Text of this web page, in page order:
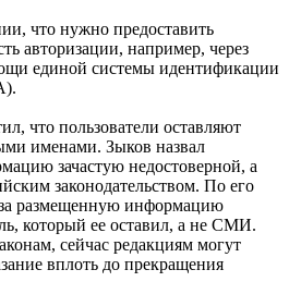
что нужно предоставить
авторизации, например, через
единой системы идентификации
что пользователи оставляют
именами. Зыков назвал
зачастую недостоверной, а
законодательством. По его
за размещенную информацию
который ее оставил, а не СМИ.
сейчас редакциям могут
вплоть до прекращения